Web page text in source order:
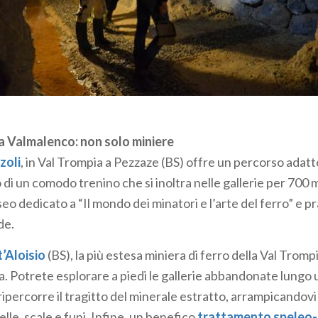
km di gallerie illuminate, immersi in un’atmosfera sospesa,
miniera citata da Leonardo nel Codice Atlantico. Due i
Nuovo Ribasso, o esterno, lungo la strada che
antiche. Accessibilità garantita anche ai disabili motori,
ad hoc.
nel secolo scorso. La più antica, Anna, si sviluppa in
gallerie e corridoi illuminati facilmente visitabili da tutti.
sono attualmente chiuse, mavisitabili virtualmente.
nelle valli bergamasche
dall’
Ecomuseo miniere di Gorno (BG) in Val del
di Costa Jels prevede un percorso guidato in superficie
dall’imbocco Serpenti e uscita alla Lacca Bassa,
Valmalenco: non solo miniere
, in Val Trompia a Pezzaze (BS) offre un percorso
di un comodo trenino che si inoltra nelle gallerie per 700
dedicato a “Il mondo dei minatori e l’arte del ferro” e
(BS), la più estesa miniera di ferro della Val
Potrete esplorare a piedi le gallerie abbandonate lungo
il tragitto del minerale estratto,